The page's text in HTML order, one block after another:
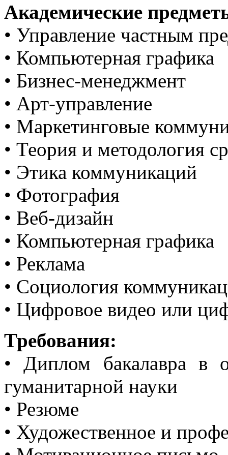
Академические
• Управление частным
• Компьютерная графика
• Бизнес-менеджмент
• Арт-управление
• Маркетинговые
• Теория и методология
• Этика коммуникаций
• Фотография
• Веб-дизайн
• Компьютерная графика
• Реклама
• Социология
• Цифровое видео или
Требования:
• Диплом бакалавра в
гуманитарной науки
• Резюме
• Художественное и